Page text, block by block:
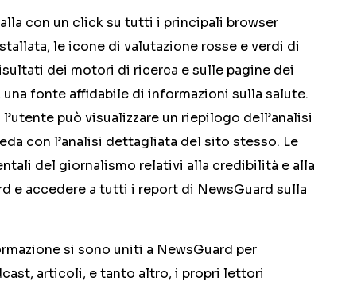
con un click su tutti i principali browser
le icone di valutazione rosse e verdi di
dei motori di ricerca e sulle pagine dei
fonte affidabile di informazioni sulla salute.
può visualizzare un riepilogo dell’analisi
con l’analisi dettagliata del sito stesso. Le
del giornalismo relativi alla credibilità e alla
e accedere a tutti i report di NewsGuard sulla
si sono uniti a NewsGuard per
articoli, e tanto altro, i propri lettori